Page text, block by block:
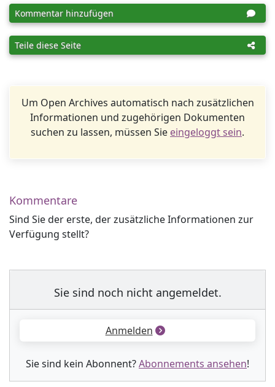
Kommentar hinzufügen
Teile diese Seite
Um Open Archives automatisch nach zusätzlichen
Informationen und zugehörigen Dokumenten
suchen zu lassen, müssen Sie eingeloggt sein.
Kommentare
Sind Sie der erste, der zusätzliche Informationen zur
Verfügung stellt?
Sie sind noch nicht angemeldet.
Anmelden
Sie sind kein Abonnent?Abonnements ansehen!